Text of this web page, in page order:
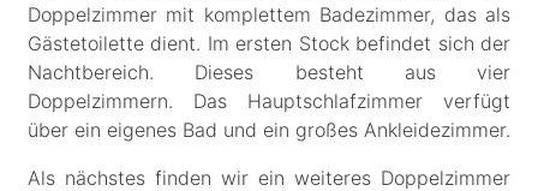
Doppelzimmer mit komplettem Badezimmer, das als
Gästetoilette dient. Im ersten Stock befindet sich der
Nachtbereich. Dieses besteht aus vier
Doppelzimmern. Das Hauptschlafzimmer verfügt
über ein eigenes Bad und ein großes Ankleidezimmer.
Als nächstes finden wir ein weiteres Doppelzimmer